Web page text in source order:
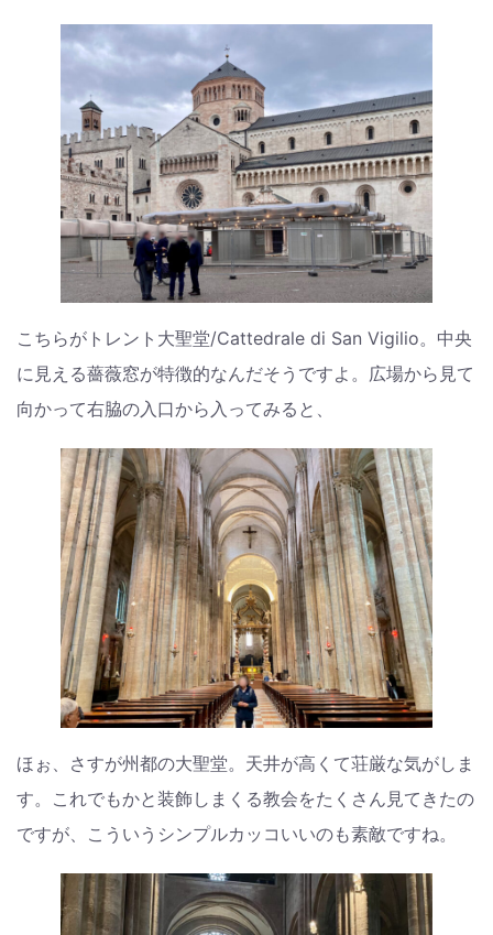
こちらがトレント大聖堂/Cattedrale di San Vigilio。中央
に見える薔薇窓が特徴的なんだそうですよ。広場から見て
向かって右脇の入口から入ってみると、
ほぉ、さすが州都の大聖堂。天井が高くて荘厳な気がしま
す。これでもかと装飾しまくる教会をたくさん見てきたの
ですが、こういうシンプルカッコいいのも素敵ですね。